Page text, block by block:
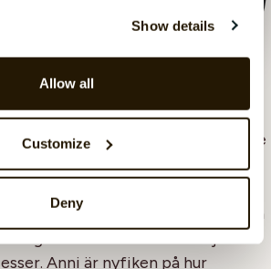
Show details
Allow all
Customize
Deny
2025
Specialist på CatalystOne, där
skapa relevant och värdeskapande
företag inom HR-tech. Hon har
e-handel och B2B-
har de senaste åren fokuserat på
och innehåll som stödjer
Anni är nyfiken på hur